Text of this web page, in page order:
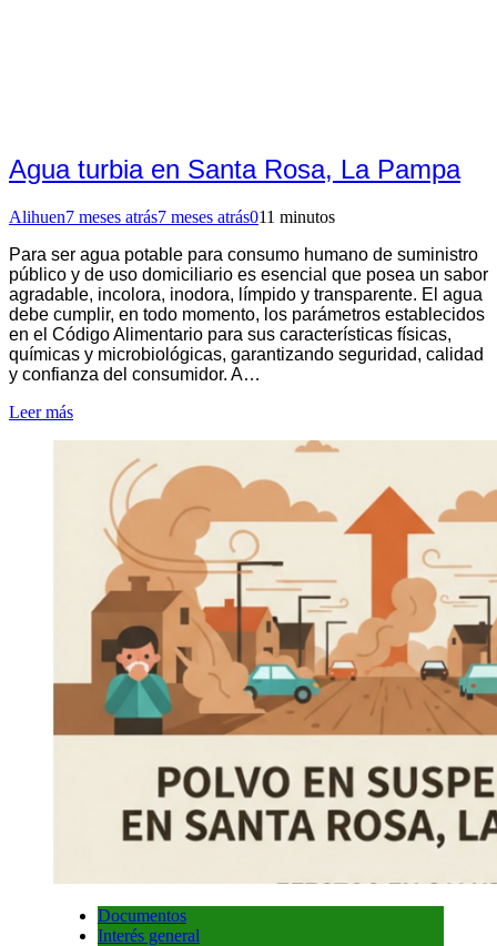
Agua turbia en Santa Rosa, La Pampa
Alihuen7 meses atrás7 meses atrás011 minutos
Para ser agua potable para consumo humano de suministro
público y de uso domiciliario es esencial que posea un sabor
agradable, incolora, inodora, límpido y transparente. El agua
debe cumplir, en todo momento, los parámetros establecidos
en el Código Alimentario para sus características físicas,
químicas y microbiológicas, garantizando seguridad, calidad
y confianza del consumidor. A…
Leer más
Documentos
Interés general